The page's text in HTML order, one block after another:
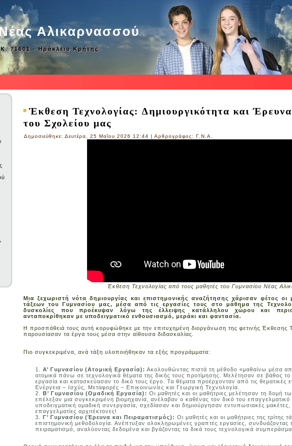
Αλικαρνασσού
71601 - Ηράκλειο Κρήτης
Έκθεση Τεχνολογίας: Δημιουργικότητα και
του Σχολείου μας
Δημοσιεύθηκε: Δευτέρα, 25 Μαΐου 2026 12:44 | Αρθρογράφος: Γ.Ν.Α.
Έκθεση Τεχνολογίας από τους μαθητές του Γυμνασίου Νέας
Μια ξεχωριστή νότα δημιουργίας και επιστημονικής αναζήτησης χάρισαν φέτος
τάξεων του Γυμνασίου μας, μέσα από τις εργασίες τους στο μάθημα της
δυσκολίες που προέκυψαν λόγω της έλλειψης κατάλληλου χώρου και
ανταποκρίθηκαν με υποδειγματικό ενθουσιασμό, μεράκι και φαντασία.
Η προσπάθειά τους αυτή κορυφώθηκε με την επιτυχημένη διοργάνωση της φετινής Έκθεσης
παρουσίασαν τα έργα τους μέσα στην αίθουσα διδασκαλίας.
Πιο συγκεκριμένα, ανά τάξη υλοποιήθηκαν τα εξής προγράμματα:
Α’ Γυμνασίου (Ατομική Εργασία): Ακολουθώντας πιστά τη μέθοδο «μαθαίνω μέσα
ατομικά πάνω σε τεχνολογικά θέματα της δικής τους προτίμησης. Μελέτησαν σε βάθος το
εργασία και κατασκεύασαν το δικό τους έργο. Τα θέματα προέρχονταν από τις θεματικές
Ενέργεια – Ισχύς, Μεταφορές – Επικοινωνίες και Γεωργική Τεχνολογία.
Β’ Γυμνασίου (Ομαδική Εργασία): Οι μαθητές και οι μαθήτριες μελέτησαν τη
επέλεξαν μια συγκεκριμένη βιομηχανία, ανέλαβαν ο καθένας τον δικό του
υποδειγματική ομαδική συνεργασία, σχεδίασαν και δημιούργησαν εντυπωσιακές
επαγγελματίες αρχιτέκτονες!
Γ’ Γυμνασίου (Έρευνα και Πειραματισμός): Οι μαθητές και οι μαθήτριες της τρίτης
επιστημονική μεθοδολογία. Ανέπτυξαν ολοκληρωμένες γραπτές εργασίες, συνδυάζοντας
πειραματισμό, αναλύοντας δεδομένα και βγάζοντας τα δικά τους τεχνολογικά